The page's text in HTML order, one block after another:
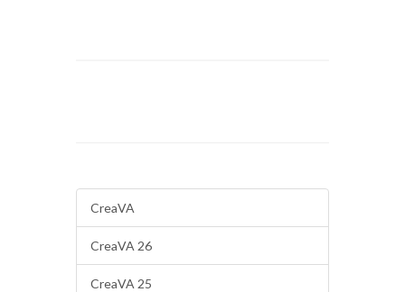
CreaVA
CreaVA 26
CreaVA 25